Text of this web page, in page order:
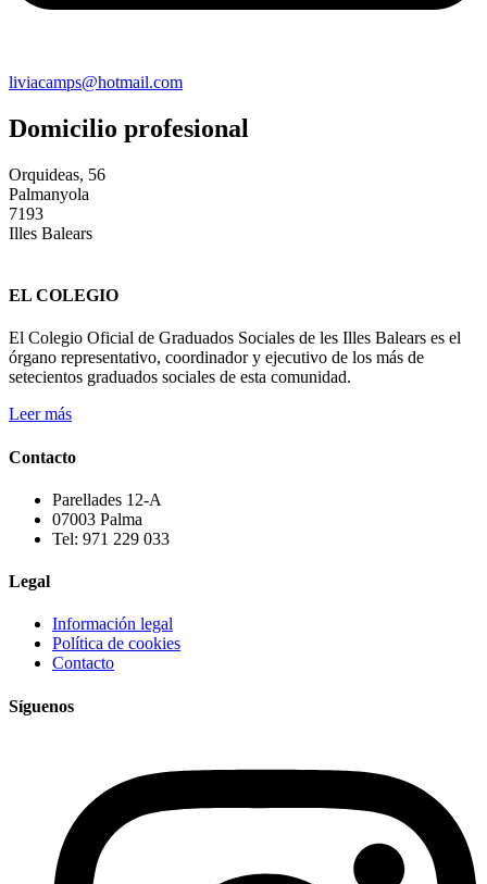
liviacamps@hotmail.com
Domicilio profesional
Orquideas, 56
Palmanyola
7193
Illes Balears
EL COLEGIO
El Colegio Oficial de Graduados Sociales de les Illes Balears es el
órgano representativo, coordinador y ejecutivo de los más de
setecientos graduados sociales de esta comunidad.
Leer más
Contacto
Parellades 12-A
07003 Palma
Tel: 971 229 033
Legal
Información legal
Política de cookies
Contacto
Síguenos